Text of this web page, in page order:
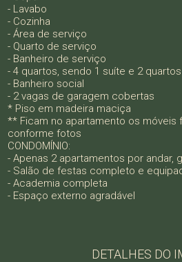
- Lavabo
- Cozinha
- Área de serviço
- Quarto de serviço
- Banheiro de serviço
- 4 quartos, sendo 1 suíte e 2
- Banheiro social
- 2 vagas de garagem cobertas
* Piso em madeira maciça
** Ficam no apartamento os móveis
conforme fotos
CONDOMÍNIO:
- Apenas 2 apartamentos por andar,
- Salão de festas completo e
- Academia completa
- Espaço externo agradável
DETALHES DO